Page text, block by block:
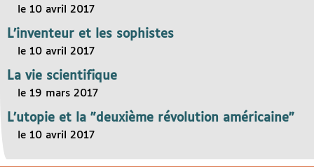
le 10 avril 2017
L’inventeur et les sophistes
le 10 avril 2017
La vie scientifique
le 19 mars 2017
L’utopie et la "deuxième révolution américaine"
le 10 avril 2017